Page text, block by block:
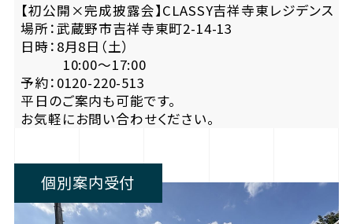
【初公開×完成披露会】CLASSY吉祥寺東レジデンス
場所：武蔵野市吉祥寺東町2-14-13
日時：8月8日（土）
10:00〜17:00
予約：0120-220-513
平日のご案内も可能です。
お気軽にお問い合わせください。
個別案内受付